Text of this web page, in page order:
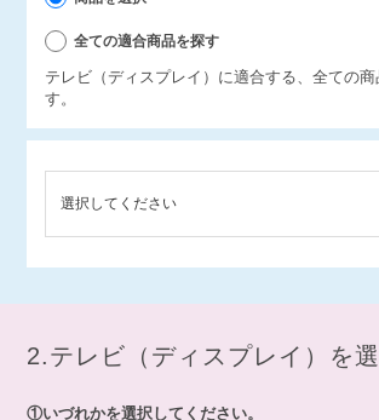
全ての適合商品を探す
テレビ（ディスプレイ）に適合する、全ての商
す。
2.テレビ（ディスプレイ）を
①いづれかを選択してください。